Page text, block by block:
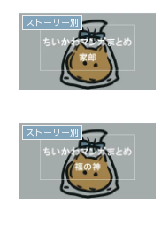
ストーリー別
ストーリー別